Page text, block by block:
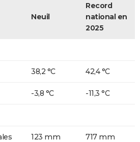
Neuil
Record
national en
2025
38,2 °C 42,4 °C
-3,8 °C -11,3 °C
123 mm 717 mm